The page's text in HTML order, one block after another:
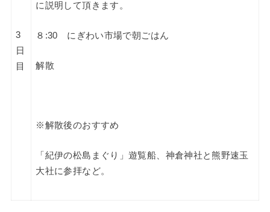
3
日
目
に説明して頂きます。
８:30 にぎわい市場で朝ごはん
解散
※解散後のおすすめ
「紀伊の松島まぐり」遊覧船、神倉神社と熊野速玉
大社に参拝など。